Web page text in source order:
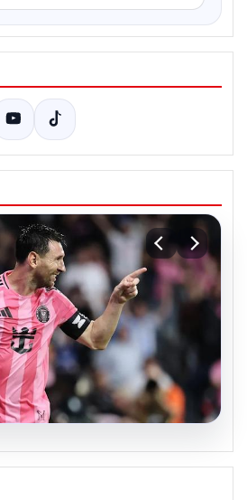
da durmuyor!
yaptı